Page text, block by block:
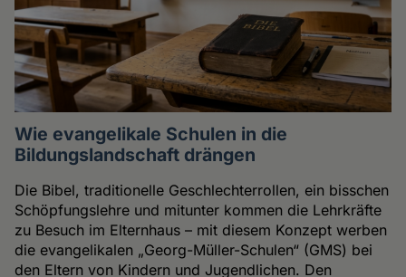
Wie evangelikale Schulen in die
Bildungslandschaft drängen
Die Bibel, traditionelle Geschlechterrollen, ein bisschen
Schöpfungslehre und mitunter kommen die Lehrkräfte
zu Besuch im Elternhaus – mit diesem Konzept werben
die evangelikalen „Georg-Müller-Schulen“ (GMS) bei
den Eltern von Kindern und Jugendlichen. Den